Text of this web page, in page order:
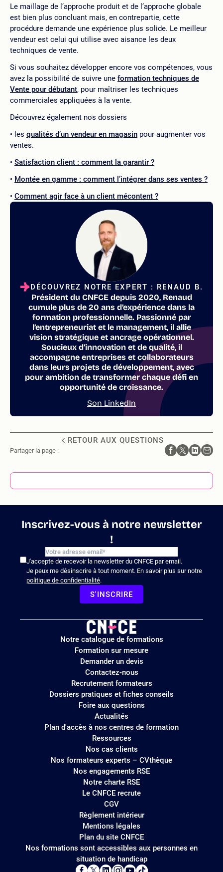
Le maillage de l’approche produit et de l’approche globale
est bien plus concluant mais, en contrepartie, cette
procédure demande une expérience plus solide. Le meilleur
vendeur est celui qui utilise avec aisance les deux
techniques de vente.
Si vous souhaitez développer encore vos compétences, vous
avez la possibilité de suivre une formation techniques de
Vente pour débutant, pour maîtriser les techniques
commerciales appliquées à la vente.
Découvrez également nos dossiers
les qualités d’un vendeur en magasin pour augmenter vos
ventes.
Satisfaction client : comment la garantir ?
Montée en gamme : comment l’intégrer dans ses ventes ?
Comment agir face à un client mécontent ?
DÉCOUVREZ NOTRE EXPERT : RENAUD B.
Président du CNFCE depuis 2020, Renaud
cumule plus de 20 ans d’expérience dans la
formation professionnelle. Passionné par
l’entrepreneuriat et le management, il allie
vision stratégique et ancrage opérationnel.
Soucieux d’innovation et de qualité, il
accompagne entreprises et collaborateurs
dans leurs projets de développement, avec
pour ambition de transformer chaque défi en
opportunité de croissance.
Son LinkedIn
RETOUR AUX QUESTIONS
Partager la page :
Inscrivez-vous à notre newsletter
!
J'accepte de recevoir la newsletter du CNFCE par email.
Je peux me désinscrire à tout moment. En savoir plus sur notre
politique de confidentialité.
S'INSCRIRE
Logo
site
Notre catalogue de formations
Formation sur mesure
Demander un devis
Contactez-nous
Recrutement formateurs
Dossiers pratiques et fiches conseils
Foire aux questions
Actualités
Plan d'accès à nos centres de formation
Ressources
Nos cas clients
Nos formateurs experts – CVthèque
Nos engagements RSE
Notre charte RSE
Le CNFCE recrute
CGV
Règlement intérieur
Mentions légales
Plan du site CNFCE
Nos formations sont accessibles aux personnes en
situation de handicap